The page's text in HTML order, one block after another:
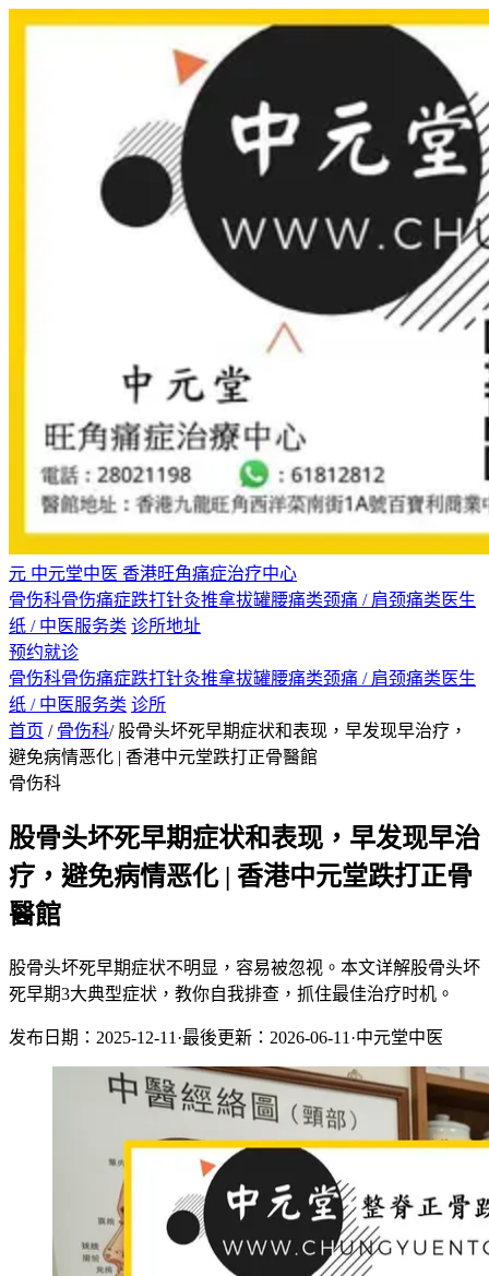
元 中元堂中医 香港旺角痛症治疗中心
骨伤科骨伤痛症跌打针灸推拿拔罐腰痛类颈痛 / 肩颈痛类 医生
纸 / 中医服务类 诊所地址
预约就诊
骨伤科骨伤痛症跌打针灸推拿拔罐腰痛类颈痛 / 肩颈痛类 医生
纸 / 中医服务类 诊所
首页 / 骨伤科/ 股骨头坏死早期症状和表现，早发现早治疗，
避免病情恶化 | 香港中元堂跌打正骨醫館
骨伤科
股骨头坏死早期症状和表现，早发现早治
疗，避免病情恶化 | 香港中元堂跌打正骨
醫館
股骨头坏死早期症状不明显，容易被忽视。本文详解股骨头坏
死早期3大典型症状，教你自我排查，抓住最佳治疗时机。
发布日期：2025-12-11 ·最後更新：2026-06-11 ·中元堂中医